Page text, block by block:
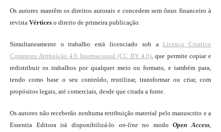
Os autores mantêm os direitos autorais e concedem sem ônus financeiro à
revista Vértices o direito de primeira publicação.
Simultaneamente o trabalho está licenciado sob a Licença Creative
Commons Atribuição 4.0 Internacional (CC BY 4.0) , que permite copiar e
redistribuir os trabalhos por qualquer meio ou formato, e também para,
tendo como base o seu conteúdo, reutilizar, transformar ou criar, com
propósitos legais, até comerciais, desde que citada a fonte.
Os autores não receberão nenhuma retribuição material pelo manuscrito e a
Essentia Editora irá disponibilizá-lo on-lineno modoOpen Access